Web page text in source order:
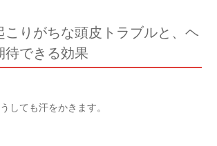
こりがちな頭皮トラブルと、ヘ
待できる効果
しても汗をかきます。